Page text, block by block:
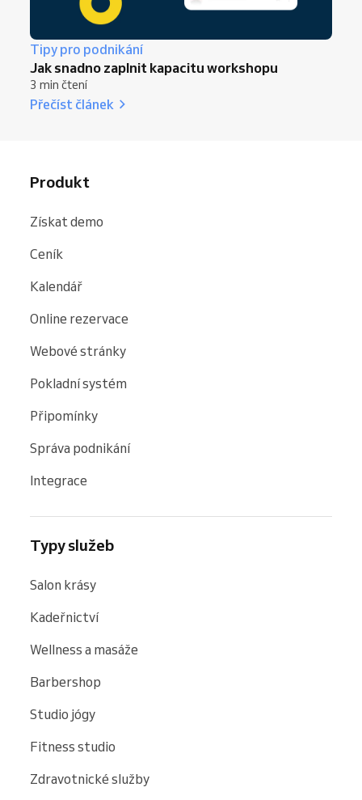
Tipy pro podnikání
Jak snadno zaplnit kapacitu workshopu
3 min čtení
Přečíst článek
Produkt
Získat demo
Ceník
Kalendář
Online rezervace
Webové stránky
Pokladní systém
Připomínky
Správa podnikání
Integrace
Typy služeb
Salon krásy
Kadeřnictví
Wellness a masáže
Barbershop
Studio jógy
Fitness studio
Zdravotnické služby